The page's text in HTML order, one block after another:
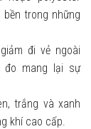
trong những
đi vẻ ngoài
đo mang lại sự
trắng và xanh
khí cao cấp.